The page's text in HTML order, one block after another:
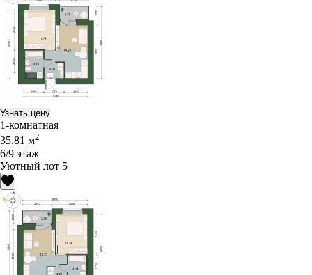
Узнать цену
1-комнатная
35.81 м2
6/9 этаж
Уютный лот 5